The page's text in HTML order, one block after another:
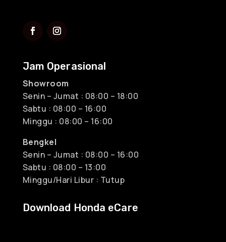
Jam Operasional
Showroom
Senin – Jumat : 08:00 – 18:00
Sabtu : 08:00 – 16:00
Minggu : 08:00 – 16:00
Bengkel
Senin – Jumat : 08:00 – 16:00
Sabtu : 08:00 – 13:00
Minggu/Hari Libur : Tutup
Download Honda eCare